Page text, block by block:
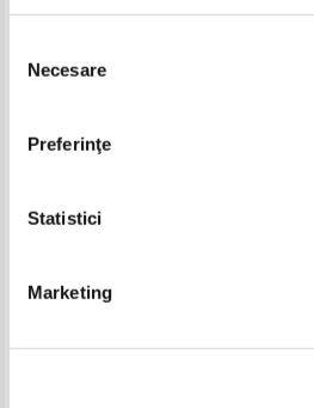
consimțământului
Necesare
Preferinţe
Statistici
Marketing
muschi si articulatii. Un plan pe
Digest)
Adaugă în coș